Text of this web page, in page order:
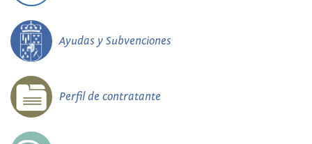
Ayudas y Subvenciones
Perfil de contratante